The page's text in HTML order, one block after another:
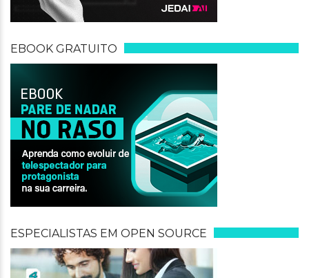
EBOOK GRATUITO
ESPECIALISTAS EM OPEN SOURCE